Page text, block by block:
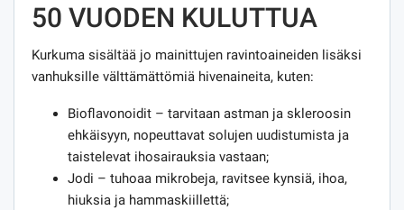
50 VUODEN KULUTTUA
Kurkuma sisältää jo mainittujen ravintoaineiden lisäksi
vanhuksille välttämättömiä hivenaineita, kuten:
Bioflavonoidit – tarvitaan astman ja skleroosin
ehkäisyyn, nopeuttavat solujen uudistumista ja
taistelevat ihosairauksia vastaan;
Jodi – tuhoaa mikrobeja, ravitsee kynsiä, ihoa,
hiuksia ja hammaskiillettä;